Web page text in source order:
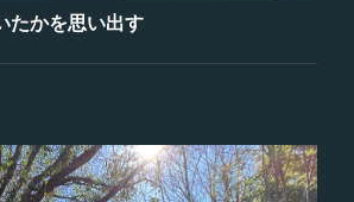
たかを思い出す